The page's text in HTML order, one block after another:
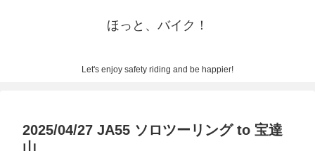
ほっと、バイク！
Let's enjoy safety riding and be happier!
2025/04/27 JA55 ソロツーリング to 宝達
山